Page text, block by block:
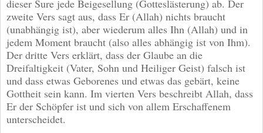
dieser Sure jede Beigesellung (Gotteslästerung) ab. Der
zweite Vers sagt aus, dass Er (Allah) nichts braucht
(unabhängig ist), aber wiederum alles Ihn (Allah) und in
jedem Moment braucht (also alles abhängig ist von Ihm).
Der dritte Vers erklärt, dass der Glaube an die
Dreifaltigkeit (Vater, Sohn und Heiliger Geist) falsch ist
und dass etwas Geborenes und etwas das gebärt, keine
Gottheit sein kann. Im vierten Vers beschreibt Allah, dass
Er der Schöpfer ist und sich von allem Erschaffenem
unterscheidet.